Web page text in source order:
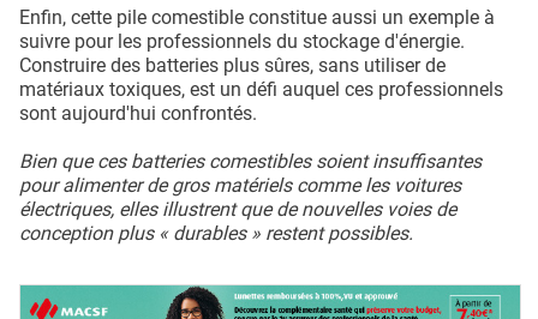
Enfin, cette pile comestible constitue aussi un exemple à
suivre pour les professionnels du stockage d'énergie.
Construire des batteries plus sûres, sans utiliser de
matériaux toxiques, est un défi auquel ces professionnels
sont aujourd'hui confrontés.
Bien que ces batteries comestibles soient insuffisantes
pour alimenter de gros matériels comme les voitures
électriques, elles illustrent que de nouvelles voies de
conception plus « durables » restent possibles.